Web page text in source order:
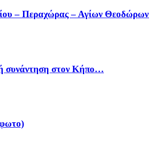
– Περαχώρας – Αγίων
συνάντηση στον Κήπο…
φωτο)